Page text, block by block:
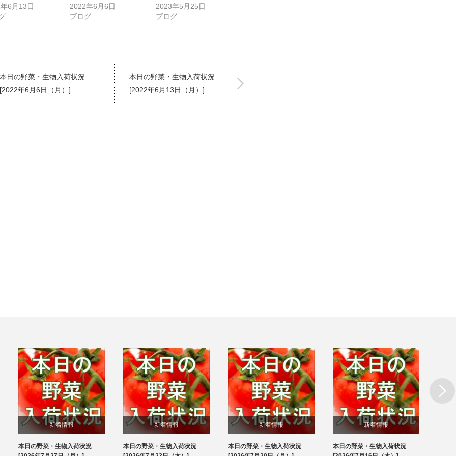
6月13日
2022年6月6日
ブログ
2023年5月25日
ブログ
本日の野菜・生物入荷状況
[2022年6月6日（月）]
本日の野菜・生物入荷状況
[2022年6月13日（月）]
新着情報
ブログ
本日の野菜・生物入荷状況
新着情報
ブログ
本日の野菜・生物入荷状況
新着情報
ブログ
本日の野菜・生物入荷状況
新着情報
ブログ
本日の野菜・生物入荷状況
Next